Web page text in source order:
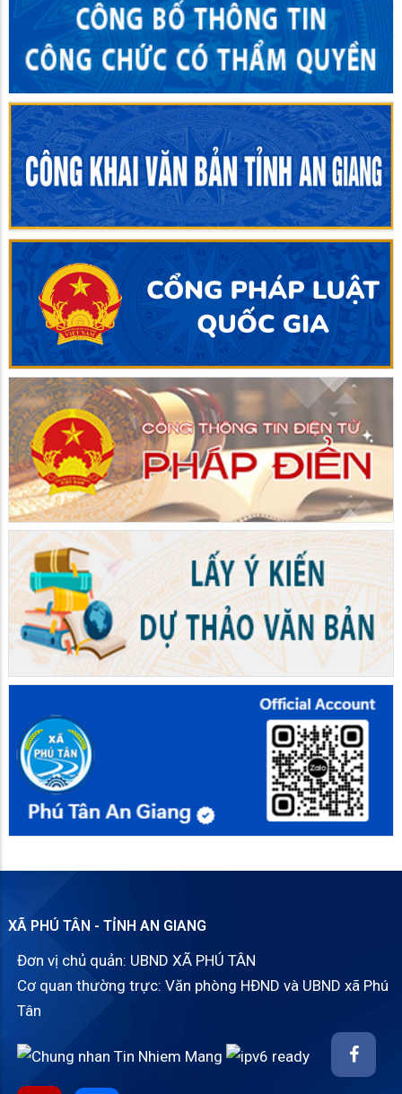
XÃ PHÚ TÂN - TỈNH AN GIANG
Đơn vị chủ quản: UBND XÃ PHÚ TÂN
Cơ quan thường trực: Văn phòng HĐND và UBND xã Phú
Tân